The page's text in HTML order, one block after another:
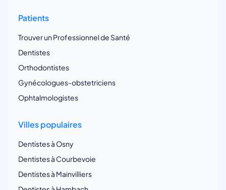
Patients
Trouver un Professionnel de Santé
Dentistes
Orthodontistes
Gynécologues-obstetriciens
Ophtalmologistes
Villes populaires
Dentistes à Osny
Dentistes à Courbevoie
Dentistes à Mainvilliers